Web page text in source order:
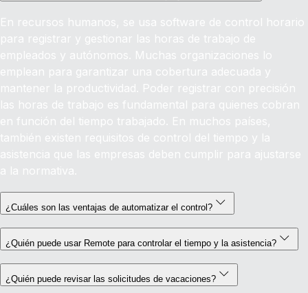
En recursos humanos, se usa software de control horario
para registrar y gestionar las horas de trabajo de
empleados y autónomos. Muchas organizaciones lo
emplean para garantizar una cobertura adecuada y
mantener la productividad. Poder registrar con precisión
las horas de trabajo es fundamental para quienes cobran
en función del tiempo trabajado. En muchos países,
también existen requisitos de control del tiempo y la
asistencia que las empresas deben cumplir para ajustarse
a la normativa.
¿Cuáles son las ventajas de automatizar el control?
¿Quién puede usar Remote para controlar el tiempo y la asistencia?
¿Quién puede revisar las solicitudes de vacaciones?